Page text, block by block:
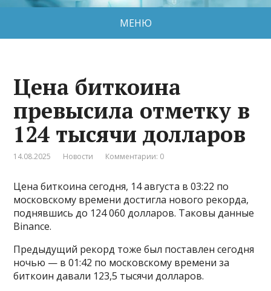
МЕНЮ
Цена биткоина
превысила отметку в
124 тысячи долларов
14.08.2025 Новости Комментарии: 0
Цена биткоина сегодня, 14 августа в 03:22 по
московскому времени достигла нового рекорда,
поднявшись до 124 060 долларов. Таковы данные
Binance.
Предыдущий рекорд тоже был поставлен сегодня
ночью — в 01:42 по московскому времени за
биткоин давали 123,5 тысячи долларов.